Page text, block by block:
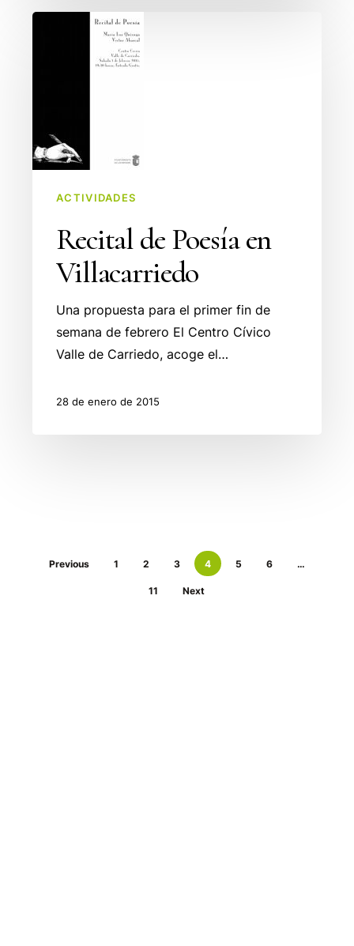
ACTIVIDADES
Recital de Poesía en
Villacarriedo
Una propuesta para el primer fin de
semana de febrero El Centro Cívico
Valle de Carriedo, acoge el…
28 de enero de 2015
Previous 1 2 3 4 5 6 …
11 Next